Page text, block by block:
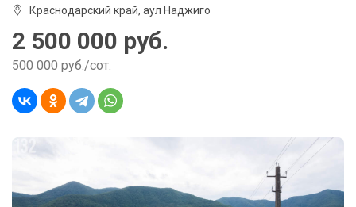
Краснодарский край, аул Наджиго
2 500 000 руб.
500 000 руб./сот.